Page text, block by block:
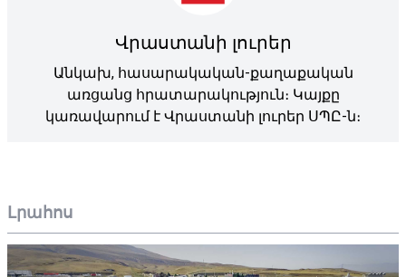
Լրահոս
Վրաստանի լուրեր
Անկախ, հասարակական-քաղաքական
առցանց հրատարակություն։ Կայքը
կառավարում է Վրաստանի լուրեր ՍՊԸ-ն։